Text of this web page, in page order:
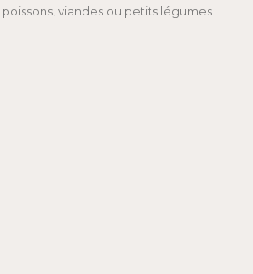
viandes ou petits légumes